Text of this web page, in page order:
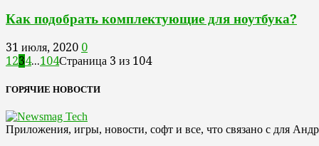
Как подобрать комплектующие для ноутбука?
31 июля, 2020 0
1 234...104Страница 3 из 104
ГОРЯЧИЕ НОВОСТИ
Приложения, игры, новости, софт и все, что связано с для